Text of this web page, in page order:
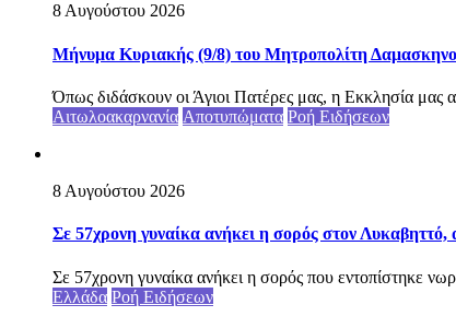
8 Αυγούστου 2026
Μήνυμα Κυριακής (9/8) του Μητροπολίτη
Όπως διδάσκουν οι Άγιοι Πατέρες μας, η Εκκλησία μας
Αιτωλοακαρνανία Αποτυπώματα Ροή Ειδήσεων
8 Αυγούστου 2026
Σε 57χρονη γυναίκα ανήκει η σορός στον
Σε 57χρονη γυναίκα ανήκει η σορός που εντοπίστηκε
Ελλάδα Ροή Ειδήσεων